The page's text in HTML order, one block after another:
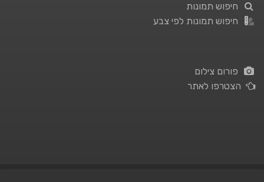
חיפוש תמונות
חיפוש תמונות לפי צבע
פורום צילום
הצטרפו לאתר